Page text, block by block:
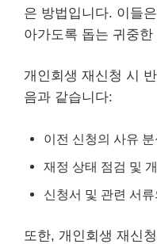
은 방법입니다. 이들
아가도록 돕는 귀중
개인회생 재신청 시
음과 같습니다:
이전 신청의 사유
재정 상태 점검 및
신청서 및 관련 서
또한, 개인회생 재신